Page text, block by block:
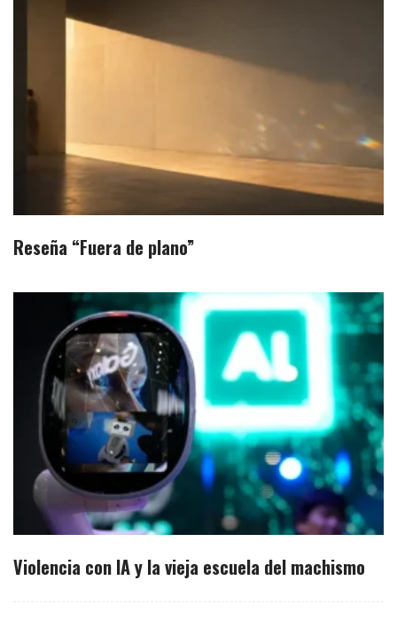
Reseña “Fuera de plano”
Violencia con IA y la vieja escuela del machismo